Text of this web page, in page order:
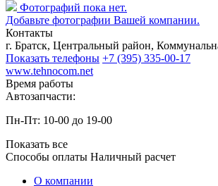
Фотографий пока нет.
Добавьте фотографии Вашей компании.
Контакты
г. Братск, Центральный район,
Показать телефоны +7 (395) 335-00-17
www.tehnocom.net
Время работы
Автозапчасти:
Пн-Пт: 10-00 до 19-00
Показать все
Способы оплаты Наличный расчет
О компании